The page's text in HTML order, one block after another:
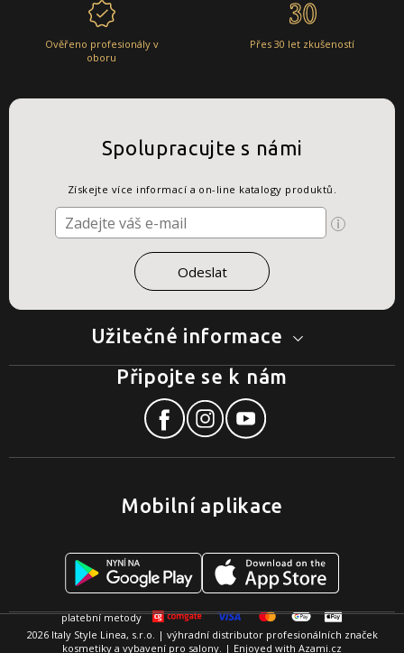
Ověřeno profesionály v
oboru
Přes 30 let zkušeností
Užitečné informace
Spolupracujte s námi
Získejte více informací a on-line katalogy produktů.
Mobilní aplikace
Připojte se k nám
2026 Italy Style Linea, s.r.o. | výhradní distributor profesionálních značek
kosmetiky a vybavení pro salony. | Enjoyed with Azami.cz